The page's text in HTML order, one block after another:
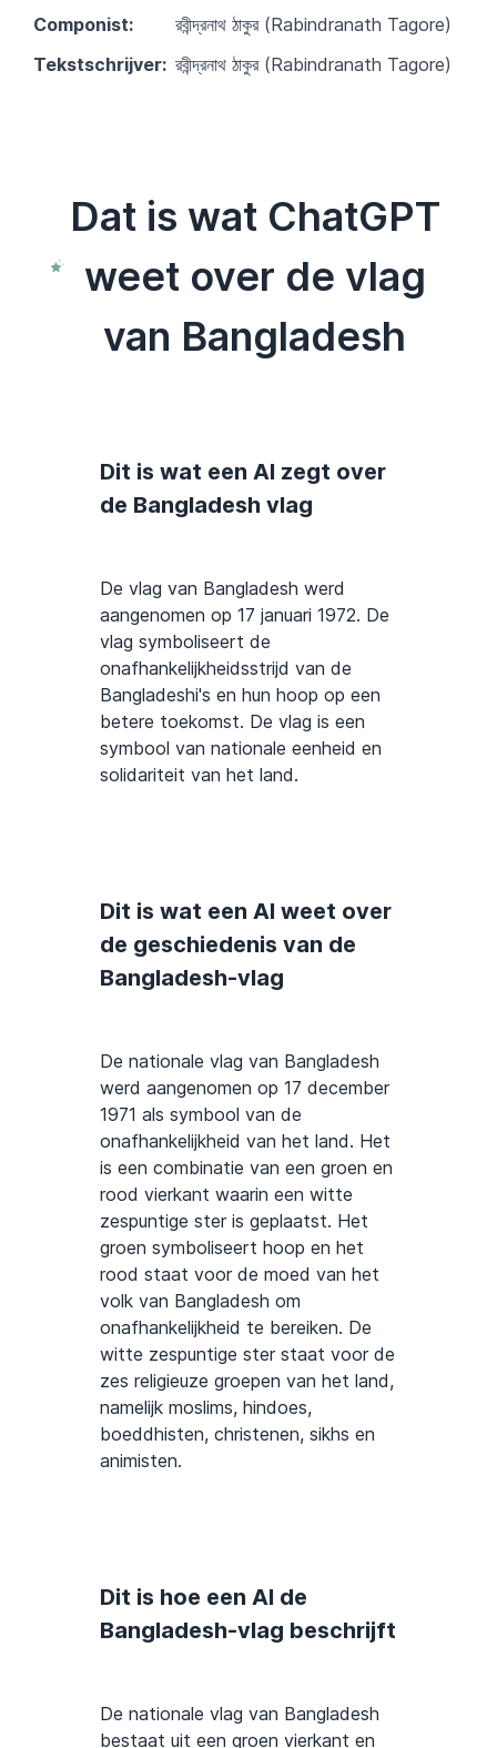
Componist:
রবীন্দ্রনাথ ঠাকুর (Rabindranath Tagore)
Tekstschrijver: রবীন্দ্রনাথ ঠাকুর (Rabindranath Tagore)
Dat is wat ChatGPT
weet over de vlag
van Bangladesh
Dit is wat een AI zegt over
de Bangladesh vlag
De vlag van Bangladesh werd
aangenomen op 17 januari 1972. De
vlag symboliseert de
onafhankelijkheidsstrijd van de
Bangladeshi's en hun hoop op een
betere toekomst. De vlag is een
symbool van nationale eenheid en
solidariteit van het land.
Dit is wat een AI weet over
de geschiedenis van de
Bangladesh-vlag
De nationale vlag van Bangladesh
werd aangenomen op 17 december
1971 als symbool van de
onafhankelijkheid van het land. Het
is een combinatie van een groen en
rood vierkant waarin een witte
zespuntige ster is geplaatst. Het
groen symboliseert hoop en het
rood staat voor de moed van het
volk van Bangladesh om
onafhankelijkheid te bereiken. De
witte zespuntige ster staat voor de
zes religieuze groepen van het land,
namelijk moslims, hindoes,
boeddhisten, christenen, sikhs en
animisten.
Dit is hoe een AI de
Bangladesh-vlag beschrijft
De nationale vlag van Bangladesh
bestaat uit een groen vierkant en